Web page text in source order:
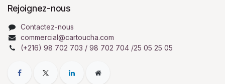
Rejoignez-nous
Contactez-nous
commercial@cartoucha.com
(+216) 98 702 703 / 98 702 704 /25 05 25 05